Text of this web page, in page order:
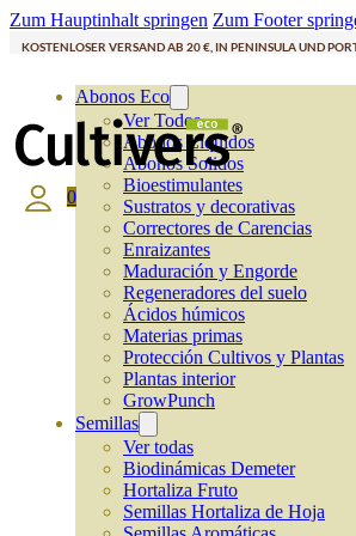
Zum Hauptinhalt springen Zum Footer
KOSTENLOSER VERSAND AB 20 €, IN PENINSULA UND
Abonos Eco
Ver Todos
Abonos Líquidos
Abonos Solidos
Bioestimulantes
Sustratos y decorativas
Correctores de Carencias
Enraizantes
Maduración y Engorde
Regeneradores del suelo
Ácidos húmicos
Materias primas
Protección Cultivos y Plantas
Plantas interior
GrowPunch
Semillas
Ver todas
Biodinámicas Demeter
Hortaliza Fruto
Semillas Hortaliza de Hoja
0